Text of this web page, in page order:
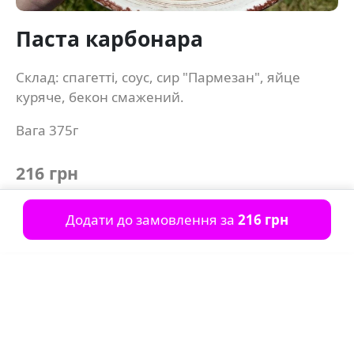
Паста карбонара
Склад: спагетті, соус, сир "Пармезан", яйце
куряче, бекон смажений.
Вага 375г
216 грн
Додати до замовлення за 216 грн